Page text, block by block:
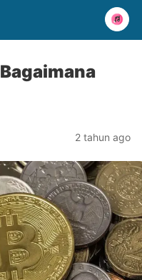
2 tahun ago